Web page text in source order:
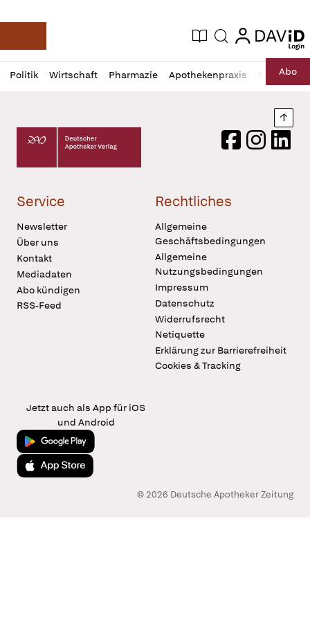
Deutsche Apotheker Zeitung
Aktuelle Ausgabe
Suche login
login
Politik Wirtschaft Pharmazie Apothekenpraxis RechtAbo
Profil
öffnen
Daz
Pur
Deutscher Apotheker Verlag Logo
FacebookInstagram
Service
Newsletter
Über uns
Kontakt
Mediadaten
Abo kündigen
RSS-Feed
Rechtliches
Allgemeine
Geschäftsbedingungen
Allgemeine
Nutzungsbedingungen
Impressum
Datenschutz
Widerrufsrecht
Netiquette
Erklärung zur Barrierefreiheit
Cookies & Tracking
Jetzt auch als App für iOS
und Android
Jetzt bei Google Play
Laden im App Store
© 2026 Deutsche Apotheker Zeitung